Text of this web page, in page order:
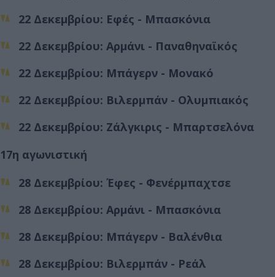
22 Δεκεμβρίου: Εφές - Μπασκόνια
22 Δεκεμβρίου: Αρμάνι - Παναθηναϊκός
22 Δεκεμβρίου: Μπάγερν - Μονακό
22 Δεκεμβρίου: Βιλερμπάν - Ολυμπιακός
22 Δεκεμβρίου: Ζάλγκιρις - Μπαρτσελόνα
17η αγωνιστική
28 Δεκεμβρίου: Έφες - Φενέρμπαχτσε
28 Δεκεμβρίου: Αρμάνι - Μπασκόνια
28 Δεκεμβρίου: Μπάγερν - Βαλένθια
28 Δεκεμβρίου: Βιλερμπάν - Ρεάλ